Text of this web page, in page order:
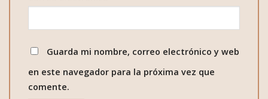
Guarda mi nombre, correo electrónico y web
en este navegador para la próxima vez que
comente.